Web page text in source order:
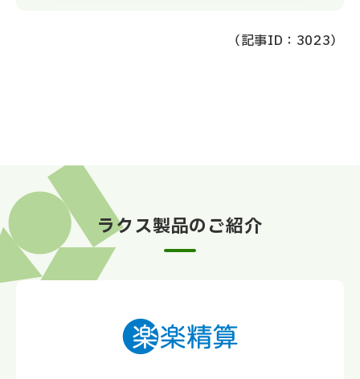
（記事ID：3023）
ラクス製品のご紹介